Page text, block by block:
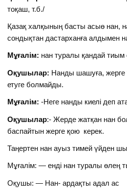
тоқаш, т.б./
Қазақ халқының басты асыө нан,
сондықтан дастарханға алдымен
Мұғалім: нан туралы қандай тиым
Оқушылар: Нанды шашуға, жерге
етуге болмайды.
Мұғалім: -Неге нанды киелі деп
Оқушылар:- Жерде жатқан нан
баспайтын жерге қою керек.
Таңертен нан ауыз тимей үйден
Мұғалім: — енді нан туралы өлең
Оқушы: — Нан- ардақты адал ас